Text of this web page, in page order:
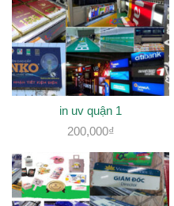
in uv quận 1
200,000₫